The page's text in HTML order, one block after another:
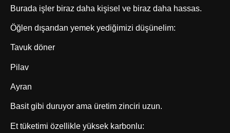
Burada işler biraz daha kişisel ve biraz daha hassas.
Öğlen dışarıdan yemek yediğimizi düşünelim:
Tavuk döner
Pilav
Ayran
Basit gibi duruyor ama üretim zinciri uzun.
Et tüketimi özellikle yüksek karbonlu: